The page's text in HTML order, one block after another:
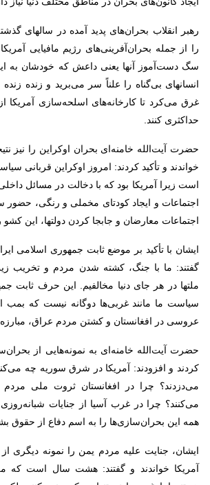
رهبر انقلاب بحران‌های پدید آمده در سالهای
را از جمله بحران‌آفرینی‌های رژیم مافیایی
سگ دست‌آموز آنها یعنی داعش که خودشان به
انسانهای بی‌گناه را علناً سر می‌برید و زنده
غرق می‌کرد تا کارخانه‌های اسلحه‌سازی آمریکا
حداکثری کنند.
حضرت آیت‌الله خامنه‌ای بحران اوکراین را نیز
خواندند و تأکید کردند: امروز اوکراین قربانی
است زیرا آمریکا بود که با دخالت در مسائل داخلی
اجتماعات و ایجاد کودتای مخملی و رنگی، حضور
اجتماعات معارضان و جابجا کردن دولتها، این کشو
ایشان با تأکید بر موضع ثابت جمهوری اسلامی
گفتند: ما با جنگ، کشته شدن مردم و تخریب
ملتها در هر جای دنیا مخالفیم. این حرف ثابت
سیاست ما مانند غربی‌ها دوگانه نیست که بمب
عروسی در افغانستان و کشتن مردم عراق، مبارزه
حضرت آیت‌الله خامنه‌ای به نمونه‌هایی از
کردند و افزودند: آمریکا در شرق سوریه چه
می‌دزدند؟ چرا در افغانستان ثروت ملی
می‌کنند؟ چرا در غرب آسیا از جنایات
همه این بحران‌سازی‌ها را به اسم دفاع از حقوق
ایشان، جنایت علیه مردم یمن را نمونه دیگری
آمریکا خواندند و گفتند: هشت سال است که